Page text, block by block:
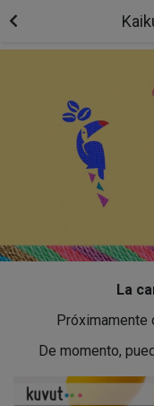
La
De momento,